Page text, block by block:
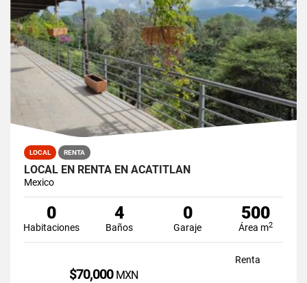
LOCAL RENTA
LOCAL EN RENTA EN ACATITLAN
Mexico
0
Habitaciones
4
Baños
0
Garaje
500
Área m2
Renta
$70,000 MXN